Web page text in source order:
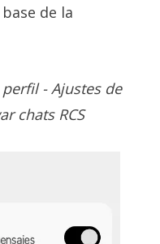
de la
- Ajustes de
chats RCS